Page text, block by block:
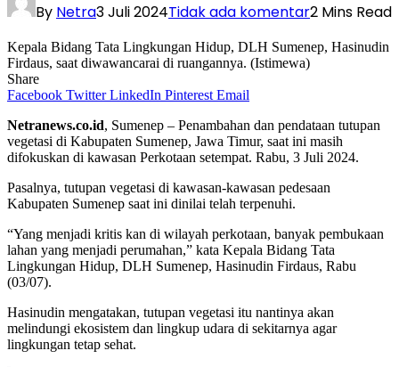
By Netra3 Juli 2024Tidak ada komentar2 Mins Read
Kepala Bidang Tata Lingkungan Hidup, DLH Sumenep, Hasinudin
Firdaus, saat diwawancarai di ruangannya. (Istimewa)
Share
Facebook Twitter LinkedIn Pinterest Email
Netranews.co.id, Sumenep – Penambahan dan pendataan tutupan
vegetasi di Kabupaten Sumenep, Jawa Timur, saat ini masih
difokuskan di kawasan Perkotaan setempat. Rabu, 3 Juli 2024.
Pasalnya, tutupan vegetasi di kawasan-kawasan pedesaan
Kabupaten Sumenep saat ini dinilai telah terpenuhi.
“Yang menjadi kritis kan di wilayah perkotaan, banyak pembukaan
lahan yang menjadi perumahan,” kata Kepala Bidang Tata
Lingkungan Hidup, DLH Sumenep, Hasinudin Firdaus, Rabu
(03/07).
Hasinudin mengatakan, tutupan vegetasi itu nantinya akan
melindungi ekosistem dan lingkup udara di sekitarnya agar
lingkungan tetap sehat.